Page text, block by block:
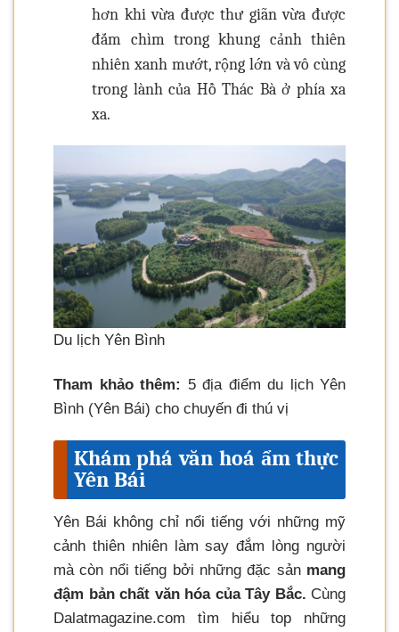
hơn khi vừa được thư giãn vừa được
đắm chìm trong khung cảnh thiên
nhiên xanh mướt, rộng lớn và vô cùng
trong lành của Hồ Thác Bà ở phía xa
xa.
Du lịch Yên Bình
Tham khảo thêm: 5 địa điểm du lịch Yên
Bình (Yên Bái) cho chuyến đi thú vị
Khám phá văn hoá ẩm thực
Yên Bái
Yên Bái không chỉ nổi tiếng với những mỹ
cảnh thiên nhiên làm say đắm lòng người
mà còn nổi tiếng bởi những đặc sản mang
đậm bản chất văn hóa của Tây Bắc. Cùng
Dalatmagazine.com tìm hiểu top những